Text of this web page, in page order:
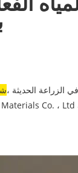
الزراعة الحديثة ،